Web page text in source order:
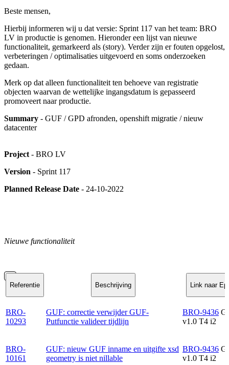
Beste mensen,
Hierbij informeren wij u dat versie: Sprint 117 van het team: BRO
LV in productie is genomen. Hieronder een lijst van nieuwe
functionaliteit, gemarkeerd als (story). Verder zijn er fouten opgelost,
verbeteringen / optimalisaties uitgevoerd en soms onderzoeken
gedaan.
Merk op dat alleen functionaliteit ten behoeve van registratie
objecten waarvan de wettelijke ingangsdatum is gepasseerd
promoveert naar productie.
Summary - GUF / GPD afronden, openshift migratie / nieuw
datacenter
Project - BRO LV
Version - Sprint 117
Planned Release Date - 24-10-2022
Nieuwe functionaliteit
Referentie Beschrijving Link naar
BRO-
10293
GUF: correctie verwijder GUF-
Putfunctie valideer tijdlijn
BRO-9436
v1.0 T4 i2
BRO-
10161
GUF: nieuw GUF inname en uitgifte xsd
geometry is niet nillable
BRO-9436
v1.0 T4 i2